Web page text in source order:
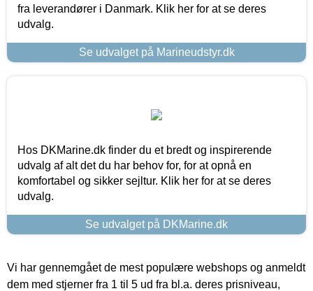
fra leverandører i Danmark. Klik her for at se deres
udvalg.
Se udvalget på Marineudstyr.dk
Hos DKMarine.dk finder du et bredt og inspirerende
udvalg af alt det du har behov for, for at opnå en
komfortabel og sikker sejltur. Klik her for at se deres
udvalg.
Se udvalget på DKMarine.dk
Vi har gennemgået de mest populære webshops og anmeldt
dem med stjerner fra 1 til 5 ud fra bl.a. deres prisniveau,